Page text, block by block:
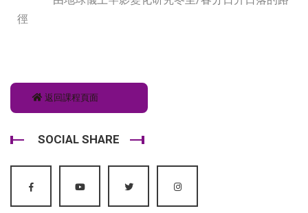
徑
返回課程頁面
SOCIAL SHARE